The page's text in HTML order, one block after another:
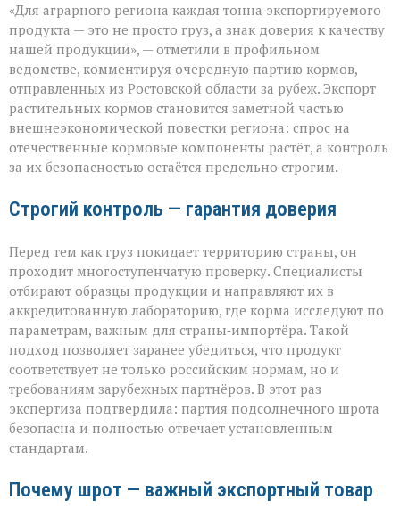
шрот
выходит
международный
уровень»
«Для аграрного региона каждая тонна экспортируемого
продукта — это не просто груз, а знак доверия к качеству
нашей продукции», — отметили в профильном
ведомстве, комментируя очередную партию кормов,
отправленных из Ростовской области за рубеж. Экспорт
растительных кормов становится заметной частью
внешнеэкономической повестки региона: спрос на
отечественные кормовые компоненты растёт, а контроль
за их безопасностью остаётся предельно строгим.
Строгий контроль — гарантия доверия
Перед тем как груз покидает территорию страны, он
проходит многоступенчатую проверку. Специалисты
отбирают образцы продукции и направляют их в
аккредитованную лабораторию, где корма исследуют по
параметрам, важным для страны‑импортёра. Такой
подход позволяет заранее убедиться, что продукт
соответствует не только российским нормам, но и
требованиям зарубежных партнёров. В этот раз
экспертиза подтвердила: партия подсолнечного шрота
безопасна и полностью отвечает установленным
стандартам.
Почему шрот — важный экспортный товар